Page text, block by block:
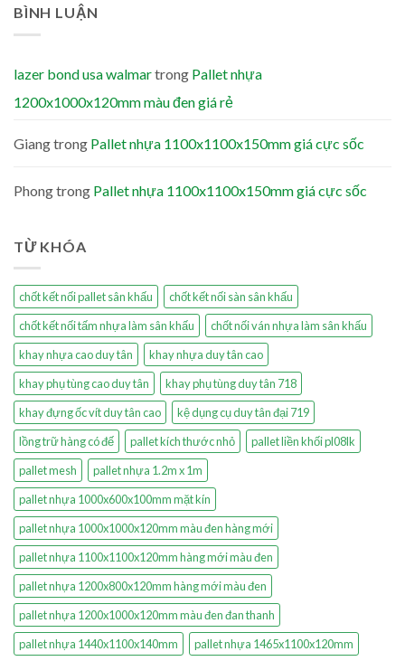
BÌNH LUẬN
lazer bond usa walmartrong Pallet nhựa
1200x1000x120mm màu đen giá rẻ
Giangtrong Pallet nhựa 1100x1100x150mm giá cực sốc
Phongtrong Pallet nhựa 1100x1100x150mm giá cực sốc
TỪ KHÓA
chốt kết nối pallet sân khấu
chốt kết nối sàn sân khấu
chốt kết nối tấm nhựa làm sân khấu
chốt nối ván nhựa làm sân khấu
khay nhựa cao duy tân
khay nhựa duy tân cao
khay phụ tùng cao duy tân
khay phụ tùng duy tân 718
khay đựng ốc vít duy tân cao
kệ dụng cụ duy tân đại 719
lồng trữ hàng có đế
pallet kích thước nhỏ
pallet liền khối pl08lk
pallet mesh
pallet nhựa 1.2m x 1m
pallet nhựa 1000x600x100mm mặt kín
pallet nhựa 1000x1000x120mm màu đen hàng mới
pallet nhựa 1100x1100x120mm hàng mới màu đen
pallet nhựa 1200x800x120mm hàng mới màu đen
pallet nhựa 1200x1000x120mm màu đen đan thanh
pallet nhựa 1440x1100x140mm
pallet nhựa 1465x1100x120mm